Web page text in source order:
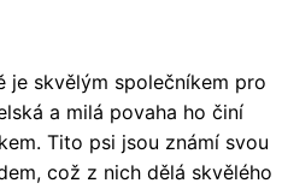
je skvělým společníkem pro
a milá povaha ho činí
Tito psi jsou známí svou
což z nich dělá skvělého